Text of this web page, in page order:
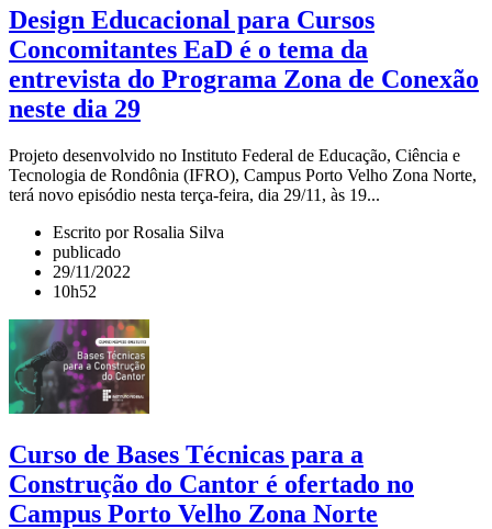
Design Educacional para Cursos
Concomitantes EaD é o tema da
entrevista do Programa Zona de Conexão
neste dia 29
Projeto desenvolvido no Instituto Federal de Educação, Ciência e
Tecnologia de Rondônia (IFRO), Campus Porto Velho Zona Norte,
terá novo episódio nesta terça-feira, dia 29/11, às 19...
Escrito por Rosalia Silva
publicado
29/11/2022
10h52
Curso de Bases Técnicas para a
Construção do Cantor é ofertado no
Campus Porto Velho Zona Norte